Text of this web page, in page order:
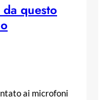
questo
ai microfoni